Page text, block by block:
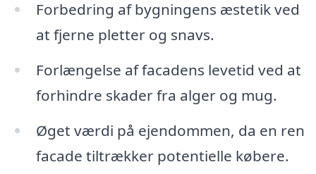
Forbedring af bygningens æstetik ved
at fjerne pletter og snavs.
Forlængelse af facadens levetid ved at
forhindre skader fra alger og mug.
Øget værdi på ejendommen, da en ren
facade tiltrækker potentielle købere.